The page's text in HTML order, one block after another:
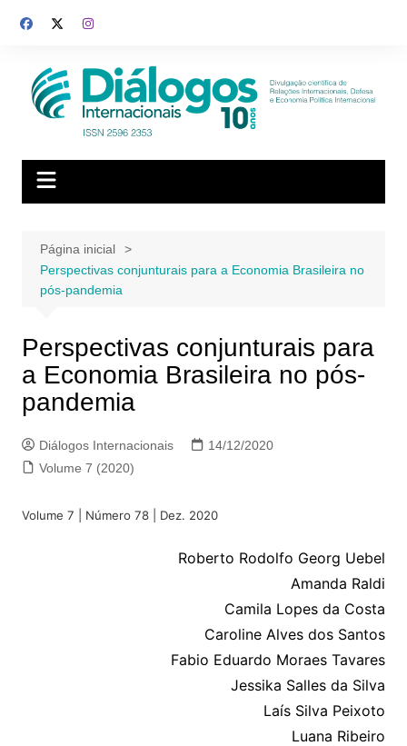
para
conteúdo
Página inicial
Perspectivas conjunturais para a Economia Brasileira no
pós-pandemia
Perspectivas conjunturais para
a Economia Brasileira no pós-
pandemia
Diálogos Internacionais
14/12/2020
Volume 7 (2020)
Volume 7 | Número 78 | Dez. 2020
Roberto Rodolfo Georg Uebel
Amanda Raldi
Camila Lopes da Costa
Caroline Alves dos Santos
Fabio Eduardo Moraes Tavares
Jessika Salles da Silva
Laís Silva Peixoto
Luana Ribeiro